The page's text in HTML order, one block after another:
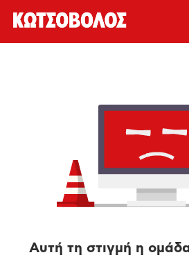
Αυτή τη στιγμή η